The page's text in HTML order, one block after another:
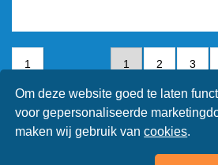
Om deze website goed te laten
voor gepersonaliseerde
maken wij gebruik vancookies.
1 1 2 3